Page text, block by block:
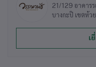
21/129 อาคาร
บางกะปิ เขตห้ว
เ